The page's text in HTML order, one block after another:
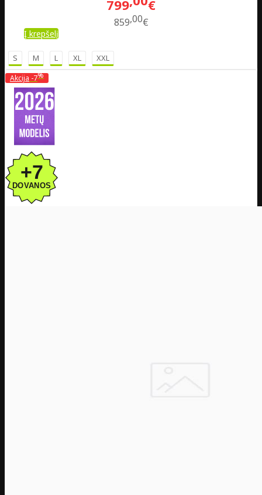
799 €
859 00€
Į krepšelį
S M L XL XXL
Akcija -7%